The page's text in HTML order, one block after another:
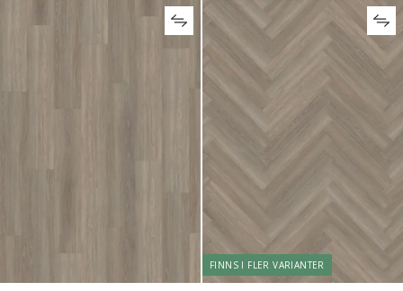
FINNS I FLER VARIANTER